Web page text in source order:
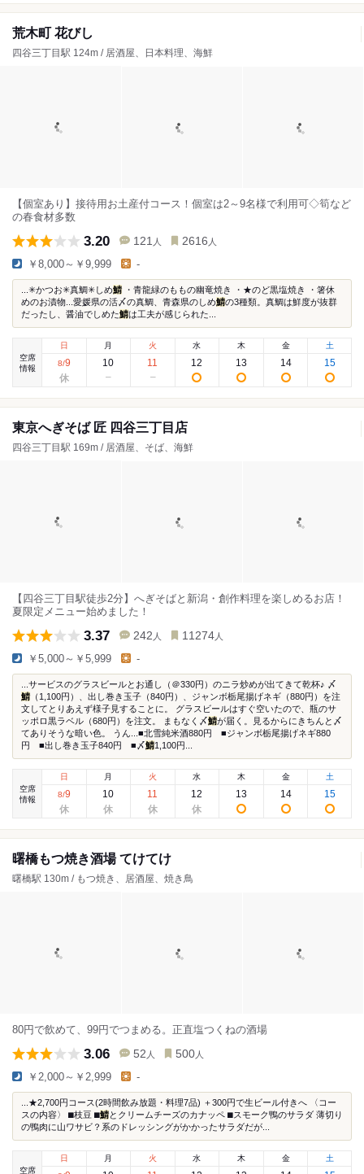
荒木町 花びし
四谷三丁目駅 124m / 居酒屋、日本料理、海鮮
【個室あり】接待用お土産付コース！個室は2～9名様で利用可◇筍など
の春食材多数
3.20 121 人 2616 人
￥8,000～￥9,999 -
...✳︎かつお✳︎真鯛✳︎しめ鯖 ・青龍緑のももの幽竜焼き ・★のど黒塩焼き ・箸休
めのお漬物...愛媛県の活〆の真鯛、青森県のしめ鯖の3種類。真鯛は鮮度が抜群
だったし、醤油でしめた鯖は工夫が感じられた...
空席
情報
日
8/9
月
10
火
11
水
12
木
13
金
14
土
15
東京へぎそば 匠 四谷三丁目店
四谷三丁目駅 169m / 居酒屋、そば、海鮮
【四谷三丁目駅徒歩2分】へぎそばと新潟・創作料理を楽しめるお店！
夏限定メニュー始めました！
3.37 242 人 11274 人
￥5,000～￥5,999 -
...サービスのグラスビールとお通し（＠330円）のニラ炒めが出てきて乾杯♪ 〆
鯖 （1,100円）、出し巻き玉子（840円）、ジャンボ栃尾揚げネギ（880円）を注
文してとりあえず様子見することに。 グラスビールはすぐ空いたので、瓶のサ
ッポロ黒ラベル（680円）を注文。 まもなく〆鯖が届く。見るからにきちんと〆
てありそうな暗い色。 うん...■北雪純米酒880円 ■ジャンボ栃尾揚げネギ880
円 ■出し巻き玉子840円 ■〆鯖1,100円...
空席
情報
日
8/9
月
10
火
11
水
12
木
13
金
14
土
15
曙橋もつ焼き酒場 てけてけ
曙橋駅 130m / もつ焼き、居酒屋、焼き鳥
80円で飲めて、99円でつまめる。正直塩つくねの酒場
3.06 52 人 500 人
￥2,000～￥2,999 -
...★2,700円コース(2時間飲み放題・料理7品) ＋300円で生ビール付きへ 〈コー
スの内容〉 ⬛︎枝豆 ⬛︎鯖とクリームチーズのカナッペ ⬛︎スモーク鴨のサラダ 薄切り
の鴨肉に山ワサビ？系のドレッシングがかかったサラダだが...
空席
日
月 火 水 木 金 土